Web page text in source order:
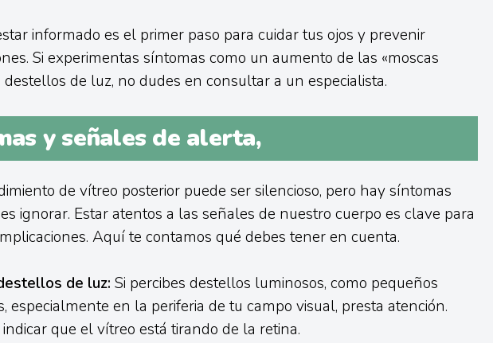
informado es el primer paso para cuidar tus ojos y prevenir
Si experimentas síntomas como un aumento de las «moscas
destellos de luz, no dudes en consultar a un especialista.
y señales de alerta,
de vítreo posterior puede ser silencioso, pero hay síntomas
ignorar. Estar atentos a las señales de nuestro cuerpo es clave para
Aquí te contamos qué debes tener en cuenta.
de luz: Si percibes destellos luminosos, como pequeños
especialmente en la periferia de tu campo visual, presta atención.
que el vítreo está tirando de la retina.